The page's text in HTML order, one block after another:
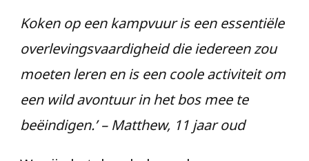
Koken op een kampvuur is een essentiële
overlevingsvaardigheid die iedereen zou
moeten leren en is een coole activiteit om
een wild avontuur in het bos mee te
beëindigen.’ – Matthew, 11 jaar oud